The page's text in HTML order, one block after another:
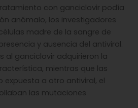
con ganciclovir podía
anómalo, los investigadores
madre de la sangre de
y ausencia del antiviral.
al ganciclovir adquirieron la
mientras que las
expuesta a otro antiviral, el
las mutaciones